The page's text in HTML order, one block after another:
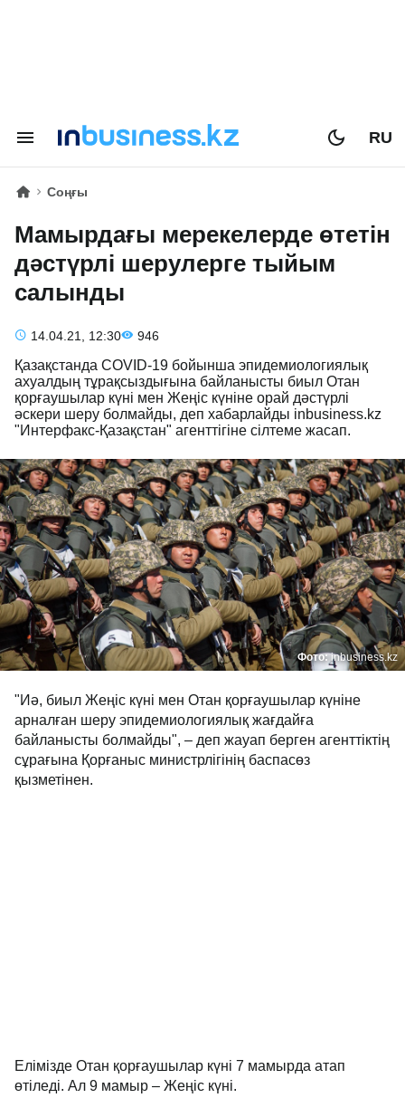
RU
Соңғы
Мамырдағы мерекелерде өтетін
дәстүрлі шерулерге тыйым
салынды
14.04.21, 12:30 946
Қазақстанда COVID-19 бойынша эпидемиологиялық
ахуалдың тұрақсыздығына байланысты биыл Отан
қорғаушылар күні мен Жеңіс күніне орай дәстүрлі
әскери шеру болмайды, деп хабарлайды inbusiness.kz
"Интерфакс-Қазақстан" агенттігіне сілтеме жасап.
Фото:inbusiness.kz
"Иә, биыл Жеңіс күні мен Отан қорғаушылар күніне
арналған шеру эпидемиологиялық жағдайға
байланысты болмайды", – деп жауап берген агенттіктің
сұрағына Қорғаныс министрлігінің баспасөз
қызметінен.
Елімізде Отан қорғаушылар күні 7 мамырда атап
өтіледі. Ал 9 мамыр – Жеңіс күні.